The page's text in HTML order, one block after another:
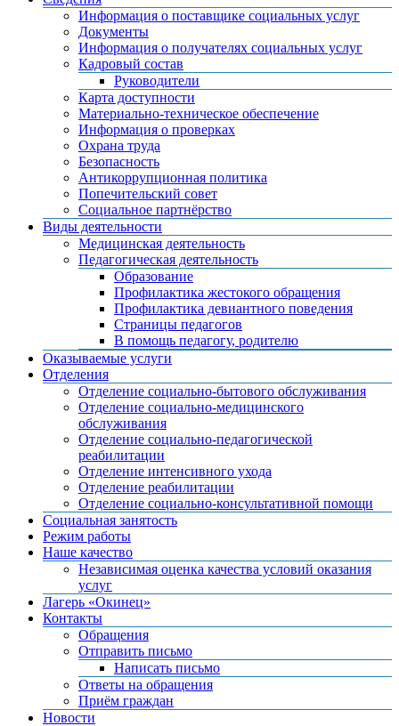
Информация о поставщике социальных услуг
Документы
Информация о получателях социальных услуг
Кадровый состав
Руководители
Карта доступности
Материально-техническое обеспечение
Информация о проверках
Охрана труда
Безопасность
Антикоррупционная политика
Попечительский совет
Социальное партнёрство
Виды деятельности
Медицинская деятельность
Педагогическая деятельность
Образование
Профилактика жестокого обращения
Профилактика девиантного поведения
Страницы педагогов
В помощь педагогу, родителю
Оказываемые услуги
Отделения
Отделение социально-бытового обслуживания
Отделение социально-медицинского
обслуживания
Отделение социально-педагогической
реабилитации
Отделение интенсивного ухода
Отделение реабилитации
Отделение социально-консультативной помощи
Социальная занятость
Режим работы
Наше качество
Независимая оценка качества условий оказания
услуг
Лагерь «Окинец»
Контакты
Обращения
Отправить письмо
Написать письмо
Ответы на обращения
Приём граждан
Новости